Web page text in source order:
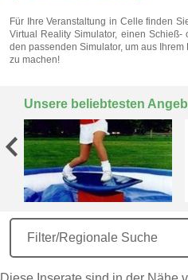
Für Ihre Veranstaltung in Celle finden
Virtual Reality Simulator, einen
den passenden Simulator, um aus
zu machen!
Unsere beliebtesten
Filter/Regionale Suche